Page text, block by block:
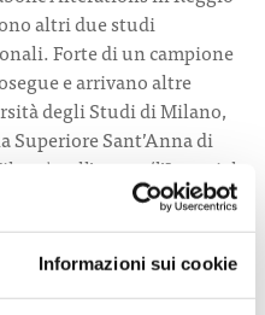
Informazioni sui cookie
altri due studi
Forte di un campione
e arrivano altre
degli Studi di Milano,
Superiore Sant’Anna di
e all’estero (l’Imperial
con quest’ultimo
settimane una
& Endocrinology.